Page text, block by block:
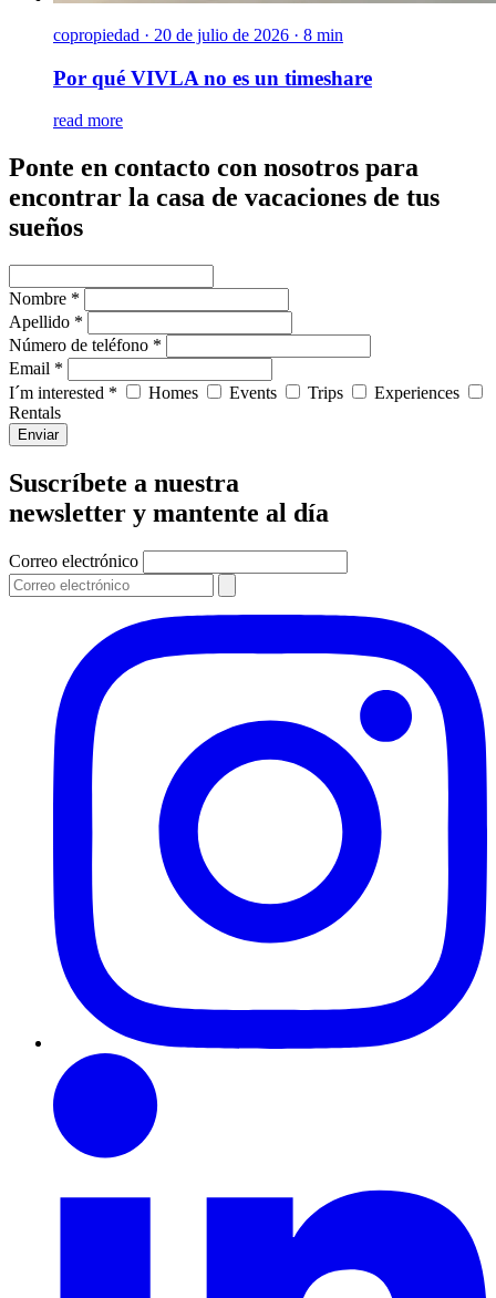
copropiedad · 20 de julio de 2026 · 8 min
Por qué VIVLA no es un timeshare
read more
Ponte en contacto con nosotros para
encontrar la casa de vacaciones de tus
sueños
Nombre *
Apellido *
Número de teléfono *
Email *
I´m interested *
Homes Events Trips
Experiences
Rentals
Enviar
Suscríbete a nuestra
newsletter y mantente al día
Correo electrónico